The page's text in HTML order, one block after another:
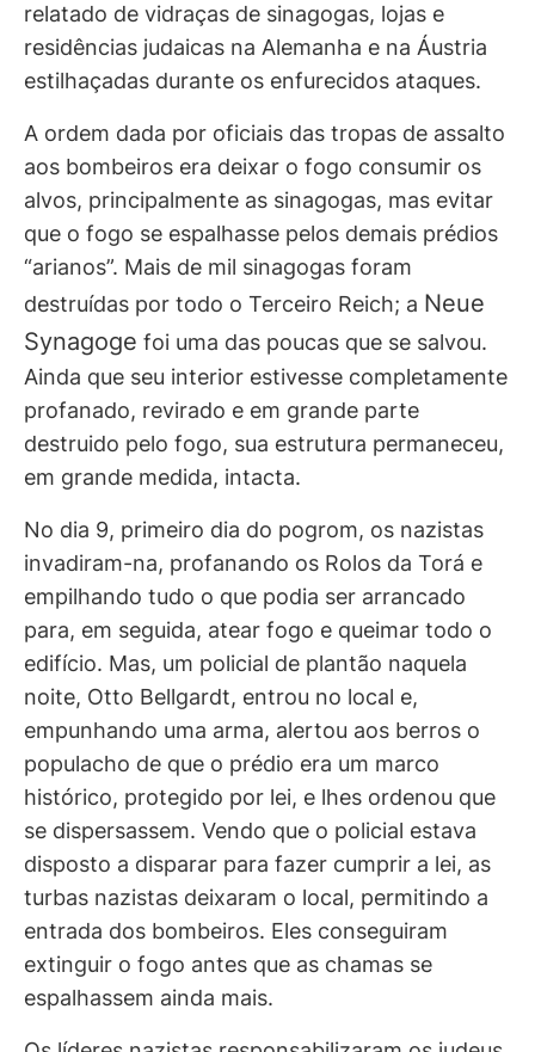
relatado de vidraças de sinagogas, lojas e
residências judaicas na Alemanha e na Áustria
estilhaçadas durante os enfurecidos ataques.
A ordem dada por oficiais das tropas de assalto
aos bombeiros era deixar o fogo consumir os
alvos, principalmente as sinagogas, mas evitar
que o fogo se espalhasse pelos demais prédios
“arianos”. Mais de mil sinagogas foram
destruídas por todo o Terceiro Reich; a Neue
Synagoge foi uma das poucas que se salvou.
Ainda que seu interior estivesse completamente
profanado, revirado e em grande parte
destruido pelo fogo, sua estrutura permaneceu,
em grande medida, intacta.
No dia 9, primeiro dia do pogrom, os nazistas
invadiram-na, profanando os Rolos da Torá e
empilhando tudo o que podia ser arrancado
para, em seguida, atear fogo e queimar todo o
edifício. Mas, um policial de plantão naquela
noite, Otto Bellgardt, entrou no local e,
empunhando uma arma, alertou aos berros o
populacho de que o prédio era um marco
histórico, protegido por lei, e lhes ordenou que
se dispersassem. Vendo que o policial estava
disposto a disparar para fazer cumprir a lei, as
turbas nazistas deixaram o local, permitindo a
entrada dos bombeiros. Eles conseguiram
extinguir o fogo antes que as chamas se
espalhassem ainda mais.